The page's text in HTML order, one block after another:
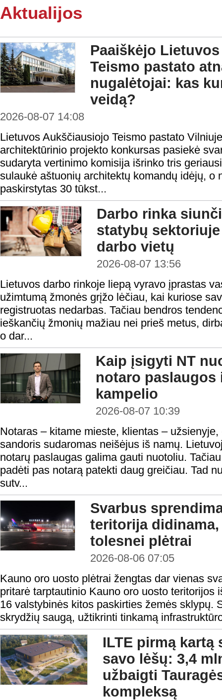
Aktualijos
Paaiškėjo
Teismo pastato
nugalėtojai: kas
veidą?
2026-08-07 14:08
Lietuvos Aukščiausiojo Teismo pastato
architektūrinio projekto konkursas pasiekė
sudaryta vertinimo komisija išrinko tris
sulaukė aštuonių architektų komandų idėjų, o
paskirstytas 30 tūkst...
Darbo rinka
statybų
darbo vietų
2026-08-07 13:56
Lietuvos darbo rinkoje liepą vyravo įprastas
užimtumą žmonės grįžo lėčiau, kai kuriose
registruotas nedarbas. Tačiau bendros
ieškančių žmonių mažiau nei prieš metus,
o dar...
Kaip įsigyti NT
notaro
kampelio
2026-08-07 10:39
Notaras – kitame mieste, klientas –
sandoris sudaromas neišėjus iš namų.
notarų paslaugas galima gauti nuotoliu.
padėti pas notarą patekti daug greičiau. Tad
sutv...
Svarbus
teritorija
tolesnei plėtrai
2026-08-06 07:05
Kauno oro uosto plėtrai žengtas dar vienas
pritarė tarptautinio Kauno oro uosto teritorijos
16 valstybinės kitos paskirties žemės sklypų.
skrydžių saugą, užtikrinti tinkamą
ILTE pirmą kartą
savo lėšų: 3,4
užbaigti
kompleksą